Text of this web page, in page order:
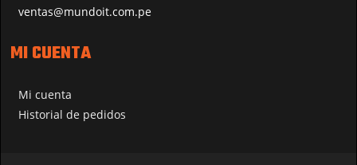
ventas@mundoit.com.pe
MI CUENTA
Mi cuenta
Historial de pedidos